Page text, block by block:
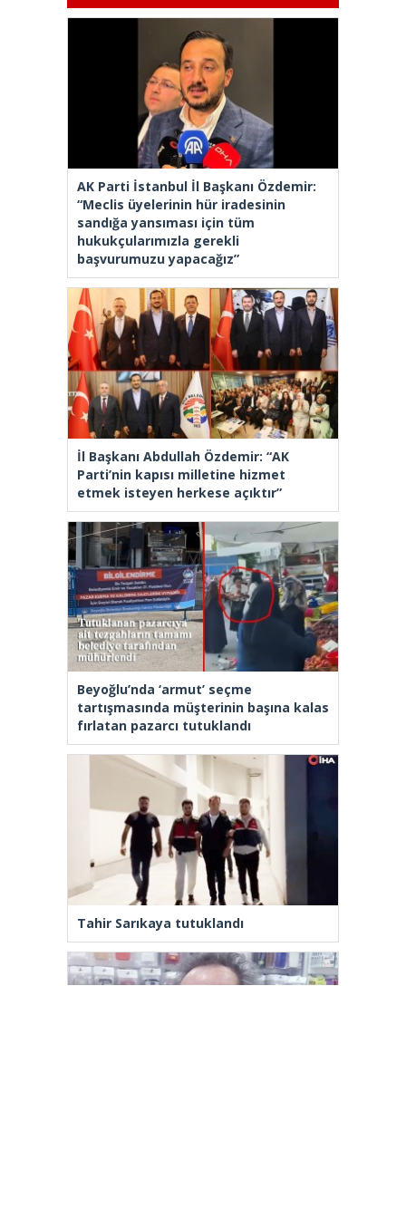
AK Parti İstanbul İl Başkanı Özdemir:
“Meclis üyelerinin hür iradesinin
sandığa yansıması için tüm
hukukçularımızla gerekli
başvurumuzu yapacağız”
İl Başkanı Abdullah Özdemir: “AK
Parti’nin kapısı milletine hizmet
etmek isteyen herkese açıktır”
Beyoğlu’nda ‘armut’ seçme
tartışmasında müşterinin başına kalas
fırlatan pazarcı tutuklandı
Tahir Sarıkaya tutuklandı